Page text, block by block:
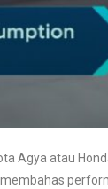
Agya atau